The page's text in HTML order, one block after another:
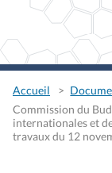
Accueil
Commission du
internationales et
travaux du 12